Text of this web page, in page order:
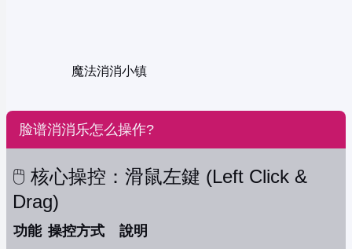
魔法消消小镇
脸谱消消乐怎么操作?
🖱️ 核心操控：滑鼠左鍵 (Left Click &
Drag)
功能 操控方式
說明